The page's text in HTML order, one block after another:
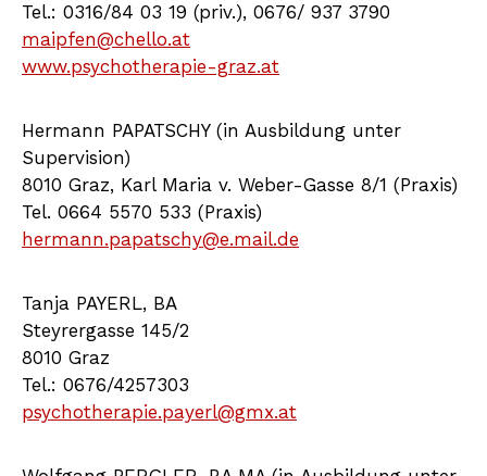
Tel.: 0316/84 03 19 (priv.), 0676/ 937 3790
maipfen@chello.at
www.psychotherapie-graz.at
Hermann PAPATSCHY (in Ausbildung unter
Supervision)
8010 Graz, Karl Maria v. Weber-Gasse 8/1 (Praxis)
Tel. 0664 5570 533 (Praxis)
hermann.papatschy@e.mail.de
Tanja PAYERL, BA
Steyrergasse 145/2
8010 Graz
Tel.: 0676/4257303
psychotherapie.payerl@gmx.at